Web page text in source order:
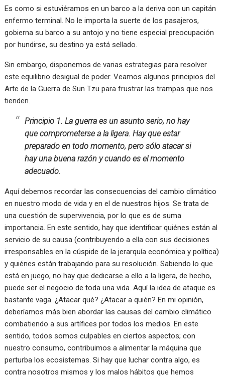
Es como si estuviéramos en un barco a la deriva con un capitán
enfermo terminal. No le importa la suerte de los pasajeros,
gobierna su barco a su antojo y no tiene especial preocupación
por hundirse, su destino ya está sellado.
Sin embargo, disponemos de varias estrategias para resolver
este equilibrio desigual de poder. Veamos algunos principios del
Arte de la Guerra de Sun Tzu para frustrar las trampas que nos
tienden.
Principio 1. La guerra es un asunto serio, no hay
que comprometerse a la ligera. Hay que estar
preparado en todo momento, pero sólo atacar si
hay una buena razón y cuando es el momento
adecuado.
Aquí debemos recordar las consecuencias del cambio climático
en nuestro modo de vida y en el de nuestros hijos. Se trata de
una cuestión de supervivencia, por lo que es de suma
importancia. En este sentido, hay que identificar quiénes están al
servicio de su causa (contribuyendo a ella con sus decisiones
irresponsables en la cúspide de la jerarquía económica y política)
y quiénes están trabajando para su resolución. Sabiendo lo que
está en juego, no hay que dedicarse a ello a la ligera, de hecho,
puede ser el negocio de toda una vida. Aquí la idea de ataque es
bastante vaga. ¿Atacar qué? ¿Atacar a quién? En mi opinión,
deberíamos más bien abordar las causas del cambio climático
combatiendo a sus artífices por todos los medios. En este
sentido, todos somos culpables en ciertos aspectos; con
nuestro consumo, contribuimos a alimentar la máquina que
perturba los ecosistemas. Si hay que luchar contra algo, es
contra nosotros mismos y los malos hábitos que hemos